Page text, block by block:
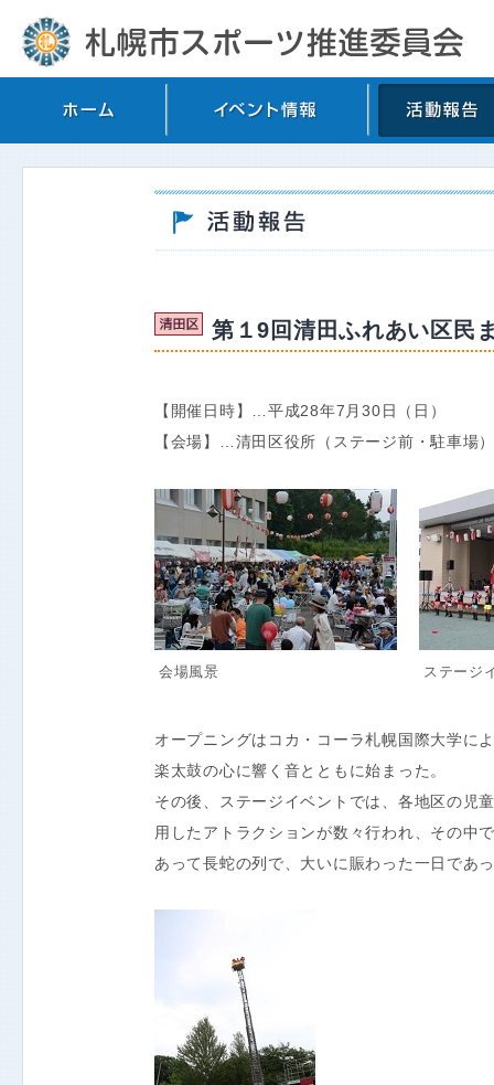
第１9回清田ふれあい区民
【開催日時】…平成28年7月30日（日）
【会場】…清田区役所（ステージ前・駐車場
会場風景 ステージ
オープニングはコカ・コーラ札幌国際大学に
楽太鼓の心に響く音とともに始まった。
その後、ステージイベントでは、各地区の児
用したアトラクションが数々行われ、その中
あって長蛇の列で、大いに賑わった一日であ